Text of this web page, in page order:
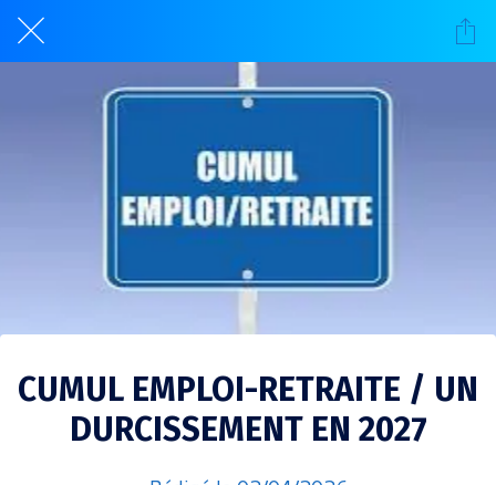
CUMUL EMPLOI-RETRAITE / UN
DURCISSEMENT EN 2027